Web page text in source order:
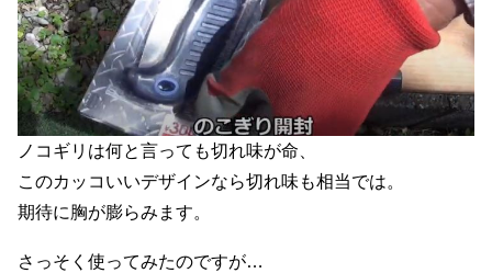
ノコギリは何と言っても切れ味が命、
このカッコいいデザインなら切れ味も相当では。
期待に胸が膨らみます。
さっそく使ってみたのですが…